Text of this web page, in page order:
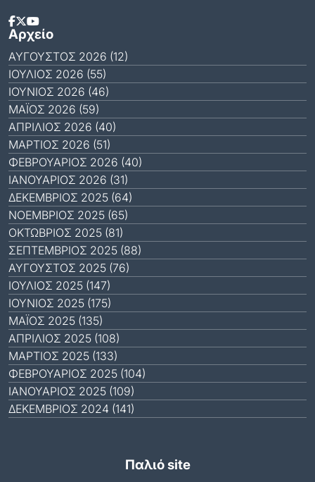
Αρχείο
ΑΎΓΟΥΣΤΟΣ 2026 (12)
ΙΟΎΛΙΟΣ 2026 (55)
ΙΟΎΝΙΟΣ 2026 (46)
ΜΆΙΟΣ 2026 (59)
ΑΠΡΊΛΙΟΣ 2026 (40)
ΜΆΡΤΙΟΣ 2026 (51)
ΦΕΒΡΟΥΆΡΙΟΣ 2026 (40)
ΙΑΝΟΥΆΡΙΟΣ 2026 (31)
ΔΕΚΈΜΒΡΙΟΣ 2025 (64)
ΝΟΈΜΒΡΙΟΣ 2025 (65)
ΟΚΤΏΒΡΙΟΣ 2025 (81)
ΣΕΠΤΈΜΒΡΙΟΣ 2025 (88)
ΑΎΓΟΥΣΤΟΣ 2025 (76)
ΙΟΎΛΙΟΣ 2025 (147)
ΙΟΎΝΙΟΣ 2025 (175)
ΜΆΙΟΣ 2025 (135)
ΑΠΡΊΛΙΟΣ 2025 (108)
ΜΆΡΤΙΟΣ 2025 (133)
ΦΕΒΡΟΥΆΡΙΟΣ 2025 (104)
ΙΑΝΟΥΆΡΙΟΣ 2025 (109)
ΔΕΚΈΜΒΡΙΟΣ 2024 (141)
Παλιό site